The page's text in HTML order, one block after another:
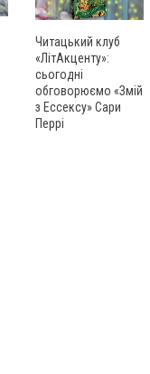
Читацький клуб
«ЛітАкценту»:
сьогодні
обговорюємо «Змій
з Ессексу» Сари
Перрі